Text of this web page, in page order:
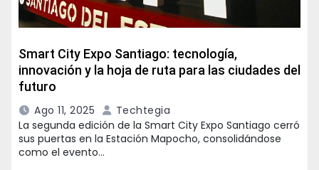
Smart City Expo Santiago: tecnología,
innovación y la hoja de ruta para las ciudades del
futuro
Ago 11, 2025
Techtegia
La segunda edición de la Smart City Expo Santiago cerró
sus puertas en la Estación Mapocho, consolidándose
como el evento…